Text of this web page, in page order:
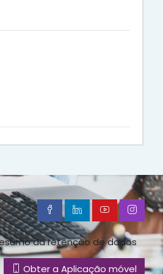
da retenção de dados
Obter a Aplicação móvel